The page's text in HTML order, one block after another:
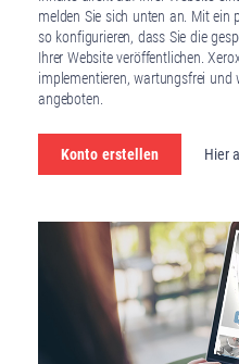
melden Sie sich unten an. Mit ein
so konfigurieren, dass Sie die
Ihrer Website veröffentlichen.
implementieren, wartungsfrei
angeboten.
Konto erstellen Hier